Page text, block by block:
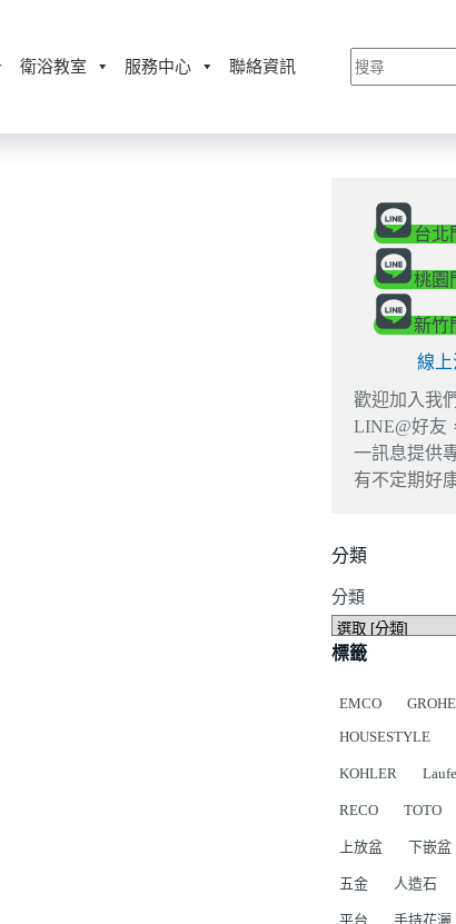
衛浴教室 服務中心 聯絡資訊
台北
桃園
新竹
線上
歡迎加入我
LINE@好友
一訊息提供
有不定期好
分類
分類
標籤
EMCO GROHE
HOUSESTYLE
KOHLER
RECO TOTO
上放盆 下嵌盆
五金 人造石
平台 手持花灑